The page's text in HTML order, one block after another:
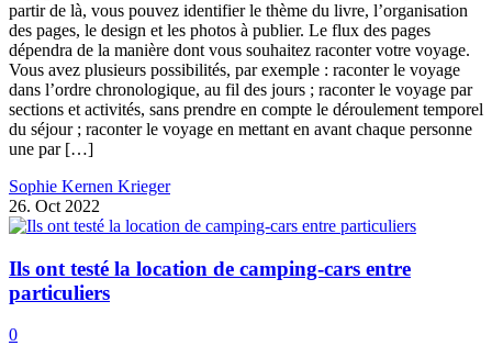
partir de là, vous pouvez identifier le thème du livre, l’organisation
des pages, le design et les photos à publier. Le flux des pages
dépendra de la manière dont vous souhaitez raconter votre voyage.
Vous avez plusieurs possibilités, par exemple : raconter le voyage
dans l’ordre chronologique, au fil des jours ; raconter le voyage par
sections et activités, sans prendre en compte le déroulement temporel
du séjour ; raconter le voyage en mettant en avant chaque personne
une par […]
Sophie Kernen Krieger
26. Oct 2022
Ils ont testé la location de camping-cars entre
particuliers
0